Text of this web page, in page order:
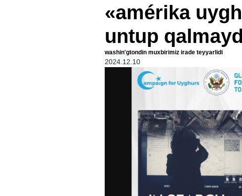
«amérika
untup
washin'gtondin muxbirimiz irade teyyarlidi
2024.12.10